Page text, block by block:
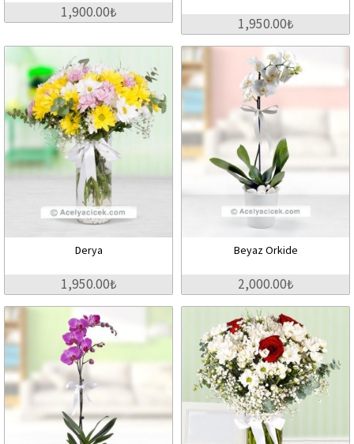
1,900.00₺
1,950.00₺
Derya
1,950.00₺
Beyaz Orkide
2,000.00₺